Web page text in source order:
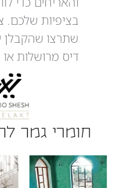
בציפיות
שתרצו שהקבלן
דיס מרושלות או